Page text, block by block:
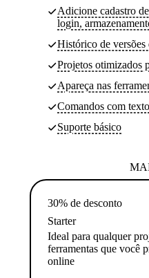
Adicione cadastro
login,
Histórico de versões
Projetos otimizados
Apareça nas
Comandos com texto
Suporte básico
30% de desconto
Starter
Ideal para qualquer
ferramentas que você
online